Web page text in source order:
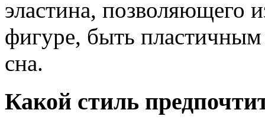
эластина, позволяющего
фигуре, быть пластичным
сна.
Какой стиль